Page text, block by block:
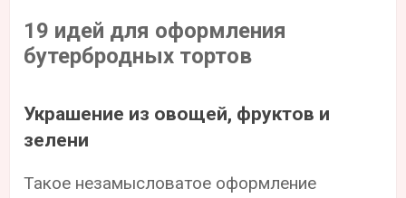
19 идей для оформления
бутербродных тортов
Украшение из овощей, фруктов и
зелени
Такое незамысловатое оформление